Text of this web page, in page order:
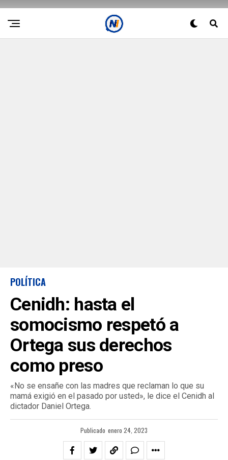
POLÍTICA
Cenidh: hasta el
somocismo respetó a
Ortega sus derechos
como preso
«No se ensañe con las madres que reclaman lo que su
mamá exigió en el pasado por usted», le dice el Cenidh al
dictador Daniel Ortega.
Publicado enero 24, 2023